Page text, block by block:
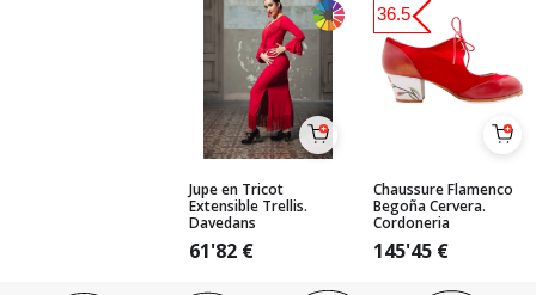
Jupe en Tricot
Extensible Trellis.
Davedans
61'82 €
Chaussure Flamenco
Begoña Cervera.
Cordoneria
145'45 €
36.5